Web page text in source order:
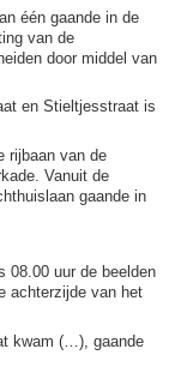
één gaande in de
van de
door middel van
en Stieltjesstraat is
rijbaan van de
Vanuit de
gaande in
08.00 uur de beelden
achterzijde van het
kwam (…), gaande